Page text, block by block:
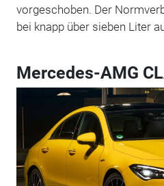
vorgeschoben. Der
bei knapp über sieben Liter
Mercedes-AMG